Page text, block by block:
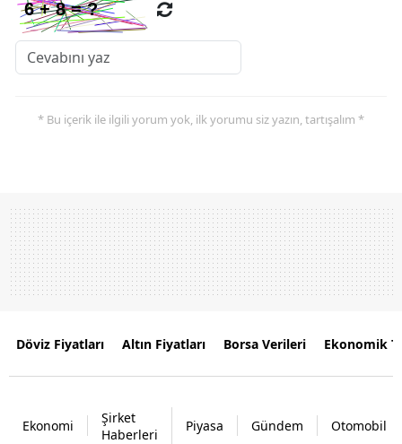
* Bu içerik ile ilgili yorum yok, ilk yorumu siz yazın, tartışalım *
Döviz Fiyatları Altın Fiyatları Borsa Verileri Ekonomik
Ekonomi
Şirket
Haberleri
Piyasa Gündem Otomobil